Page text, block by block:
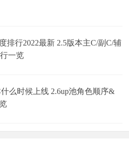
排行2022最新 2.5版本主C/副C/辅
一览
么时候上线 2.6up池角色顺序&